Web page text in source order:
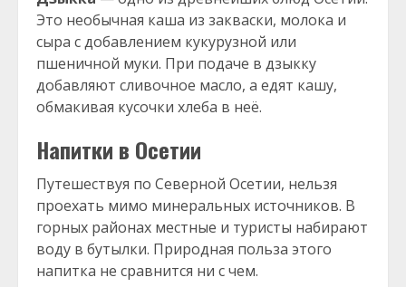
Это необычная каша из закваски, молока и
сыра с добавлением кукурузной или
пшеничной муки. При подаче в дзыкку
добавляют сливочное масло, а едят кашу,
обмакивая кусочки хлеба в неё.
Напитки в Осетии
Путешествуя по Северной Осетии, нельзя
проехать мимо минеральных источников. В
горных районах местные и туристы набирают
воду в бутылки. Природная польза этого
напитка не сравнится ни с чем.